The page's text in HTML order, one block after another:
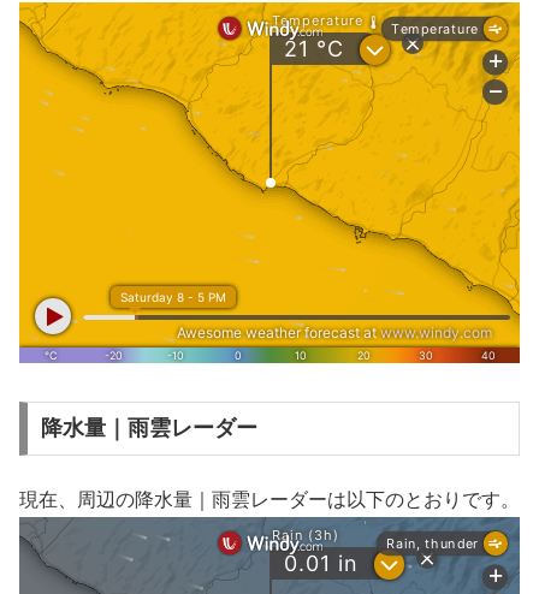
降水量｜雨雲レーダー
現在、周辺の降水量｜雨雲レーダーは以下のとおりです。